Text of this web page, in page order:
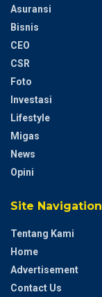
Asuransi
Bisnis
CEO
CSR
Foto
Investasi
Lifestyle
Migas
News
Opini
Site Navigation
Tentang Kami
Home
Advertisement
Contact Us